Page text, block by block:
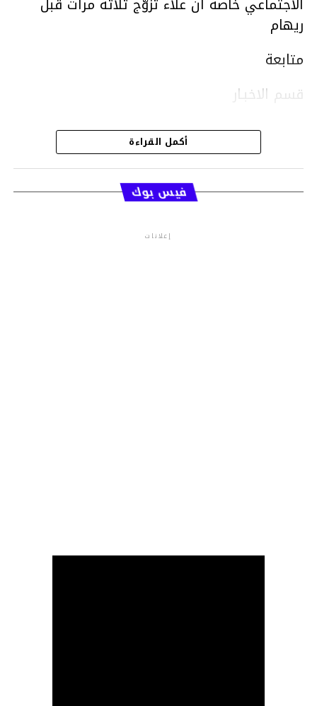
ريهام
متابعة
قسم الاخبـار
أكمل القراءة
فيس بوك
إعلانات